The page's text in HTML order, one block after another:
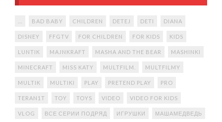
BAD BABY CHILDREN DETEJ DETI DIANA
DISNEY FFGTV FOR CHILDREN FOR KIDS KIDS
LUNTIK MAJNKRAFT MASHA AND THE BEAR MASHINKI
MINECRAFT MISS KATY MULTFILM. MULTFILMY
MULTIK MULTIKI PLAY PRETEND PLAY PRO
TERAN1T TOY TOYS VIDEO VIDEO FOR KIDS
VLOG ВСЕ СЕРИИ ПОДРЯД ИГРУШКИ МАШАМЕДВЕДЬ